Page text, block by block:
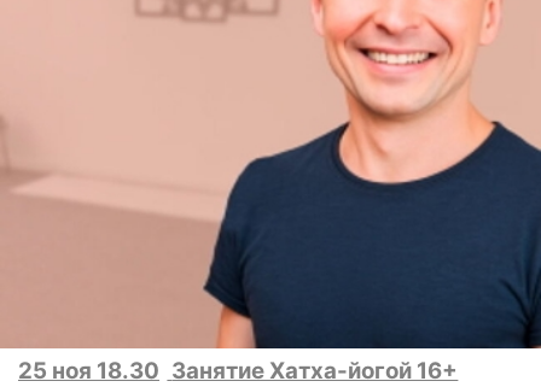
25 ноя 18.30 Занятие Хатха-йогой 16+